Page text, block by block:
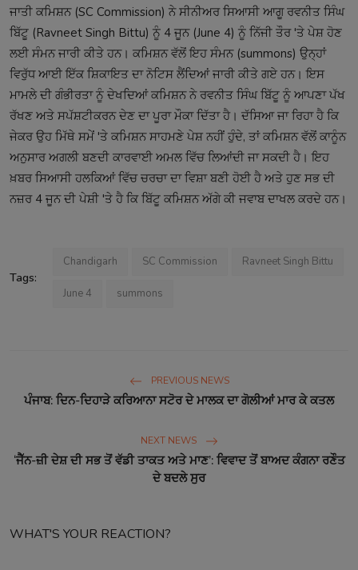
ਜਾਤੀ ਕਮਿਸ਼ਨ (SC Commission) ਨੇ ਸੀਨੀਅਰ ਸਿਆਸੀ ਆਗੂ ਰਵਨੀਤ ਸਿੰਘ
ਬਿੱਟੂ (Ravneet Singh Bittu) ਨੂੰ 4 ਜੂਨ (June 4) ਨੂੰ ਨਿੱਜੀ ਤੌਰ 'ਤੇ ਪੇਸ਼ ਹੋਣ
ਲਈ ਸੰਮਨ ਜਾਰੀ ਕੀਤੇ ਹਨ। ਕਮਿਸ਼ਨ ਵੱਲੋਂ ਇਹ ਸੰਮਨ (summons) ਉਨ੍ਹਾਂ
ਵਿਰੁੱਧ ਆਈ ਇੱਕ ਸ਼ਿਕਾਇਤ ਦਾ ਨੋਟਿਸ ਲੈਂਦਿਆਂ ਜਾਰੀ ਕੀਤੇ ਗਏ ਹਨ। ਇਸ
ਮਾਮਲੇ ਦੀ ਗੰਭੀਰਤਾ ਨੂੰ ਦੇਖਦਿਆਂ ਕਮਿਸ਼ਨ ਨੇ ਰਵਨੀਤ ਸਿੰਘ ਬਿੱਟੂ ਨੂੰ ਆਪਣਾ ਪੱਖ
ਰੱਖਣ ਅਤੇ ਸਪੱਸ਼ਟੀਕਰਨ ਦੇਣ ਦਾ ਪੂਰਾ ਮੌਕਾ ਦਿੱਤਾ ਹੈ। ਦੱਸਿਆ ਜਾ ਰਿਹਾ ਹੈ ਕਿ
ਜੇਕਰ ਉਹ ਮਿੱਥੇ ਸਮੇਂ 'ਤੇ ਕਮਿਸ਼ਨ ਸਾਹਮਣੇ ਪੇਸ਼ ਨਹੀਂ ਹੁੰਦੇ, ਤਾਂ ਕਮਿਸ਼ਨ ਵੱਲੋਂ ਕਾਨੂੰਨ
ਅਨੁਸਾਰ ਅਗਲੀ ਬਣਦੀ ਕਾਰਵਾਈ ਅਮਲ ਵਿੱਚ ਲਿਆਂਦੀ ਜਾ ਸਕਦੀ ਹੈ। ਇਹ
ਖ਼ਬਰ ਸਿਆਸੀ ਹਲਕਿਆਂ ਵਿੱਚ ਚਰਚਾ ਦਾ ਵਿਸ਼ਾ ਬਣੀ ਹੋਈ ਹੈ ਅਤੇ ਹੁਣ ਸਭ ਦੀ
ਨਜ਼ਰ 4 ਜੂਨ ਦੀ ਪੇਸ਼ੀ 'ਤੇ ਹੈ ਕਿ ਬਿੱਟੂ ਕਮਿਸ਼ਨ ਅੱਗੇ ਕੀ ਜਵਾਬ ਦਾਖਲ ਕਰਦੇ ਹਨ।
Tags:
Chandigarh SC Commission Ravneet Singh Bittu
June 4 summons
PREVIOUS NEWS
ਪੰਜਾਬ: ਦਿਨ-ਦਿਹਾੜੇ ਕਰਿਆਨਾ ਸਟੋਰ ਦੇ ਮਾਲਕ ਦਾ ਗੋਲੀਆਂ ਮਾਰ ਕੇ ਕਤਲ
NEXT NEWS
‘ਜੈੱਨ-ਜ਼ੀ ਦੇਸ਼ ਦੀ ਸਭ ਤੋਂ ਵੱਡੀ ਤਾਕਤ ਅਤੇ ਮਾਣ’: ਵਿਵਾਦ ਤੋਂ ਬਾਅਦ ਕੰਗਨਾ ਰਣੌਤ
ਦੇ ਬਦਲੇ ਸੁਰ
WHAT'S YOUR REACTION?